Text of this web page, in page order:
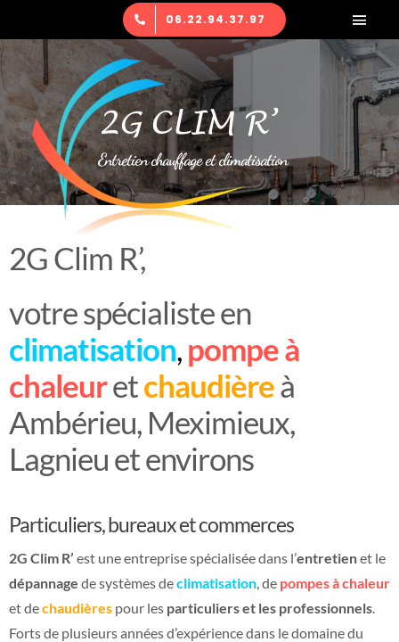
au
contenu
06.22.94.37.97
à
Entretien chauffage et climatisation
Espace client
Nous contacter
2G CLIM R’
Entretien chauffage et climatisation
2G Clim R’,
votre spécialiste en
climatisation,pompe à
chaleuretchaudièreà
Ambérieu, Meximieux,
Lagnieu et environs
Particuliers, bureaux et commerces
2G Clim R’ est une entreprise spécialisée dans l’entretienet le
dépannage de systèmes declimatisation, de pompes à chaleur
et dechaudières pour les particuliers et les professionnels.
Forts de plusieurs années d’expérience dans le domaine du